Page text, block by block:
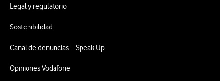
Legal y regulatorio
Sostenibilidad
Canal de denuncias – Speak Up
Opiniones Vodafone